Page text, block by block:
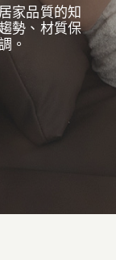
家品質的知
勢、材質保
。